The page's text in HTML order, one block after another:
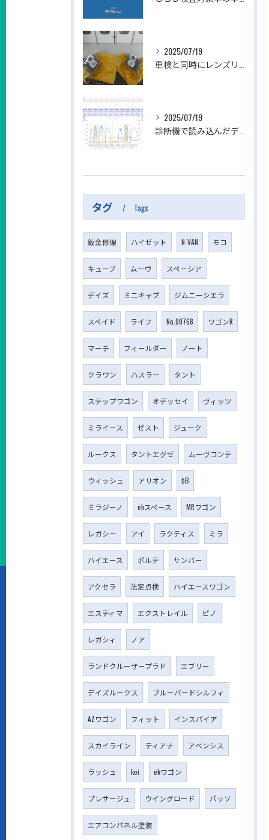
2025/07/19
2025/07/19
タグ Tags
鈑金修理 ハイゼット N-VAN モコ
キューブ ムーヴ スペーシア
デイズ ミニキャブ ジムニーシエラ
スペイド ライフ No.00768 ワゴンR
マーチ フィールダー ノート
クラウン ハスラー タント
ステップワゴン オデッセイ ヴィッツ
ミライース ゼスト ジューク
ルークス タントエグゼ ムーヴコンテ
ウィッシュ アリオン bB
ミラジーノ ekスペース MRワゴン
レガシー アイ ラクティス ミラ
ハイエース ポルテ サンバー
アクセラ 法定点検 ハイエースワゴン
エスティマ エクストレイル ピノ
レガシィ ノア
ランドクルーザープラド エブリー
デイズルークス ブルーバードシルフィ
AZワゴン フィット インスパイア
スカイライン ティアナ アベンシス
ラッシュ kei ekワゴン
プレサージュ ウイングロード パッソ
エアコンパネル塗装